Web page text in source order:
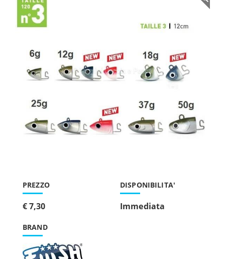
PREZZO
€ 7,30
BRAND
DISPONIBILITA'
Immediata